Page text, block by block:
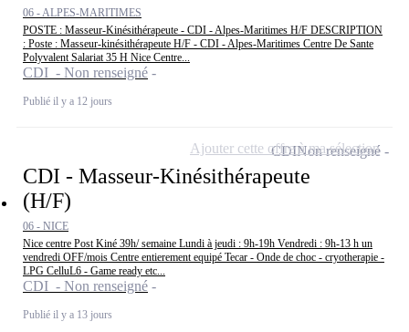
06 - ALPES-MARITIMES
POSTE : Masseur-Kinésithérapeute - CDI - Alpes-Maritimes H/F DESCRIPTION
: Poste : Masseur-kinésithérapeute H/F - CDI - Alpes-Maritimes Centre De Sante
Polyvalent Salariat 35 H Nice Centre...
CDI - Non renseigné
Publié il y a 12 jours
CDI - Masseur-Kinésithérapeute
(H/F)
06 - NICE
Nice centre Post Kiné 39h/ semaine Lundi à jeudi : 9h-19h Vendredi : 9h-13 h un
vendredi OFF/mois Centre entierement equipé Tecar - Onde de choc - cryotherapie -
LPG CelluL6 - Game ready etc...
CDI - Non renseigné
Publié il y a 13 jours
CDINon renseigné
Ajouter cette offre à ma sélection